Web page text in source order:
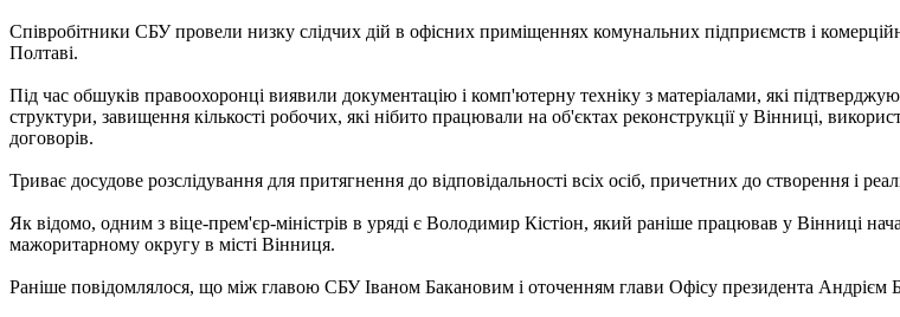
Співробітники СБУ провели низку слідчих дій в офісних приміщеннях комунальних підприємств і
Полтаві.
Під час обшуків правоохоронці виявили документацію і комп'ютерну техніку з матеріалами, які
структури, завищення кількості робочих, які нібито працювали на об'єктах реконструкції у Вінниці,
договорів.
Триває досудове розслідування для притягнення до відповідальності всіх осіб, причетних до створення і
Як відомо, одним з віце-прем'єр-міністрів в уряді є Володимир Кістіон, який раніше працював у Вінниці
мажоритарному округу в місті Вінниця.
Раніше повідомлялося, що між главою СБУ Іваном Бакановим і оточенням глави Офісу президента Андрієм